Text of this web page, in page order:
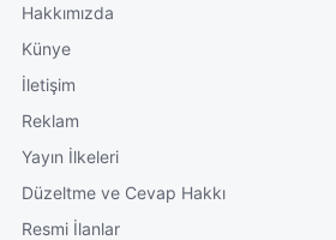
Hakkımızda
Künye
İletişim
Reklam
Yayın İlkeleri
Düzeltme ve Cevap Hakkı
Resmi İlanlar